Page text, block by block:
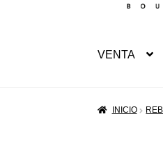
VENTA
INICIO